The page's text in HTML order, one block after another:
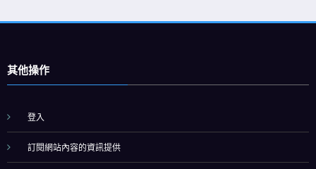
其他操作
登入
訂閱網站內容的資訊提供